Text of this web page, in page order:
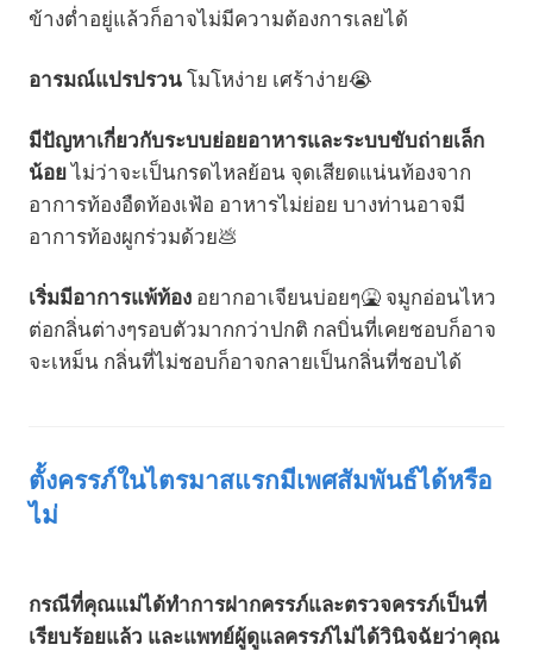
ข้างต่ำอยู่แล้วก็อาจไม่มีความต้องการเลยได้
อารมณ์แปรปรวน โมโหง่าย เศร้าง่าย😭
มีปัญหาเกี่ยวกับระบบย่อยอาหารและระบบขับถ่ายเล็ก
น้อยไม่ว่าจะเป็นกรดไหลย้อน จุดเสียดแน่นท้องจาก
อาการท้องอืดท้องเฟ้อ อาหารไม่ย่อย บางท่านอาจมี
อาการท้องผูกร่วมด้วย💩
เริ่มมีอาการแพ้ท้อง อยากอาเจียนบ่อยๆ🤮 จมูกอ่อนไหว
ต่อกลิ่นต่างๆรอบตัวมากกว่าปกติ กลบิ่นที่เคยชอบก็อาจ
จะเหม็น กลิ่นที่ไม่ชอบก็อาจกลายเป็นกลิ่นที่ชอบได้
ตั้งครรภ์ในไตรมาสแรกมีเพศสัมพันธ์ได้หรือ
ไม่
กรณีที่คุณแม่ได้ทำการฝากครรภ์และตรวจครรภ์เป็นที่
เรียบร้อยแล้ว และแพทย์ผู้ดูแลครรภ์ไม่ได้วินิจฉัยว่าคุณ